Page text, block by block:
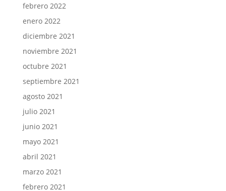
febrero 2022
enero 2022
diciembre 2021
noviembre 2021
octubre 2021
septiembre 2021
agosto 2021
julio 2021
junio 2021
mayo 2021
abril 2021
marzo 2021
febrero 2021